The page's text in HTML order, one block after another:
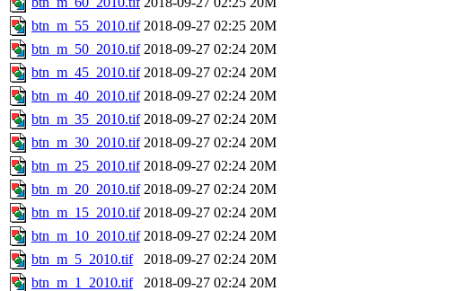
btn_m_55_2010.tif 2018-09-27 02:25 20M
btn_m_50_2010.tif 2018-09-27 02:24 20M
btn_m_45_2010.tif 2018-09-27 02:24 20M
btn_m_40_2010.tif 2018-09-27 02:24 20M
btn_m_35_2010.tif 2018-09-27 02:24 20M
btn_m_30_2010.tif 2018-09-27 02:24 20M
btn_m_25_2010.tif 2018-09-27 02:24 20M
btn_m_20_2010.tif 2018-09-27 02:24 20M
btn_m_15_2010.tif 2018-09-27 02:24 20M
btn_m_10_2010.tif 2018-09-27 02:24 20M
btn_m_5_2010.tif
2018-09-27 02:24 20M
btn_m_1_2010.tif
2018-09-27 02:24 20M